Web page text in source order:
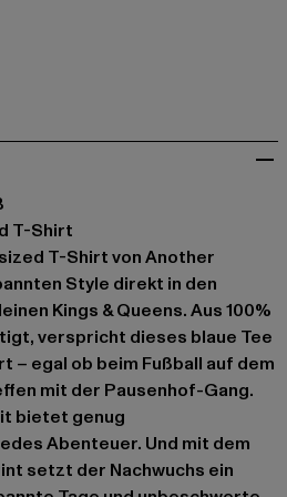
T-Shirt
T-Shirt von Another
Style direkt in den
Kings & Queens. Aus 100%
verspricht dieses blaue Tee
– egal ob beim Fußball auf dem
mit der Pausenhof-Gang.
bietet genug
Abenteuer. Und mit dem
setzt der Nachwuchs ein